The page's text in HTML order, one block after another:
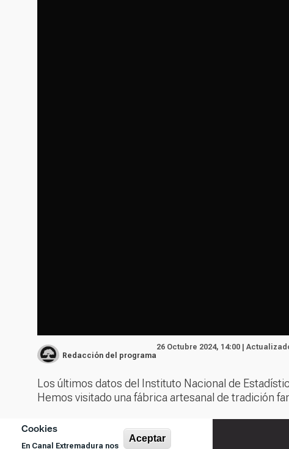
Cookies
En Canal Extremadura nos
Aceptar
Redacción del programa
26 Octubre 2024, 14:00 |
Los últimos datos del Instituto Nacional de
Hemos visitado una fábrica artesanal de tradición